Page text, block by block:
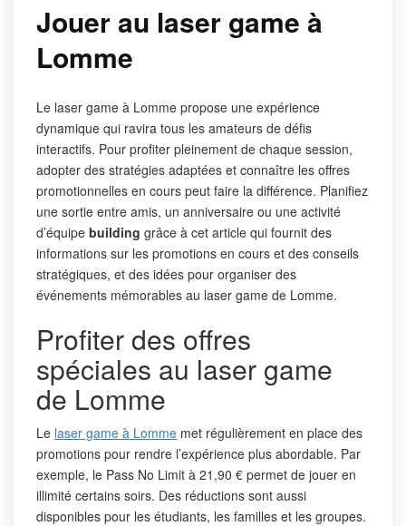
Jouer au laser game à
Lomme
Le laser game à Lomme propose une expérience
dynamique qui ravira tous les amateurs de défis
interactifs. Pour profiter pleinement de chaque session,
adopter des stratégies adaptées et connaître les offres
promotionnelles en cours peut faire la différence. Planifiez
une sortie entre amis, un anniversaire ou une activité
d’équipe building grâce à cet article qui fournit des
informations sur les promotions en cours et des conseils
stratégiques, et des idées pour organiser des
événements mémorables au laser game de Lomme.
Profiter des offres
spéciales au laser game
de Lomme
Le laser game à Lomme met régulièrement en place des
promotions pour rendre l’expérience plus abordable. Par
exemple, le Pass No Limit à 21,90 € permet de jouer en
illimité certains soirs. Des réductions sont aussi
disponibles pour les étudiants, les familles et les groupes.